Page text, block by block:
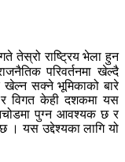
तेस्रो राष्ट्रिय भेला हुन
परिवर्तनमा खेल्दै
सक्ने भूमिकाको बारे
विगत केही दशकमा यस
पुग्न आवश्यक छ र
यस उद्देश्यका लागि यो